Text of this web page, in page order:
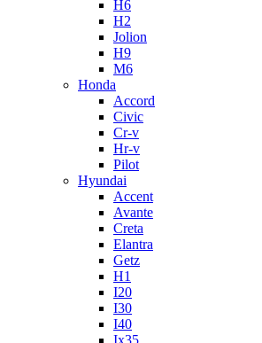
H6
H2
Jolion
H9
M6
Honda
Accord
Civic
Cr-v
Hr-v
Pilot
Hyundai
Accent
Avante
Creta
Elantra
Getz
H1
I20
I30
I40
Ix35